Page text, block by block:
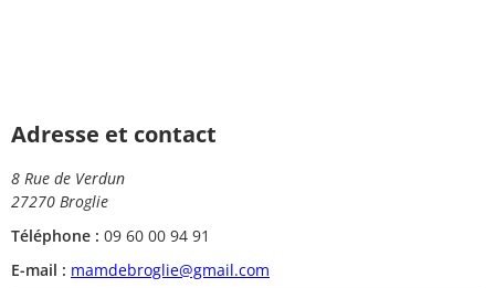
Adresse et contact
8 Rue de Verdun
27270 Broglie
Téléphone : 09 60 00 94 91
E-mail : mamdebroglie@gmail.com